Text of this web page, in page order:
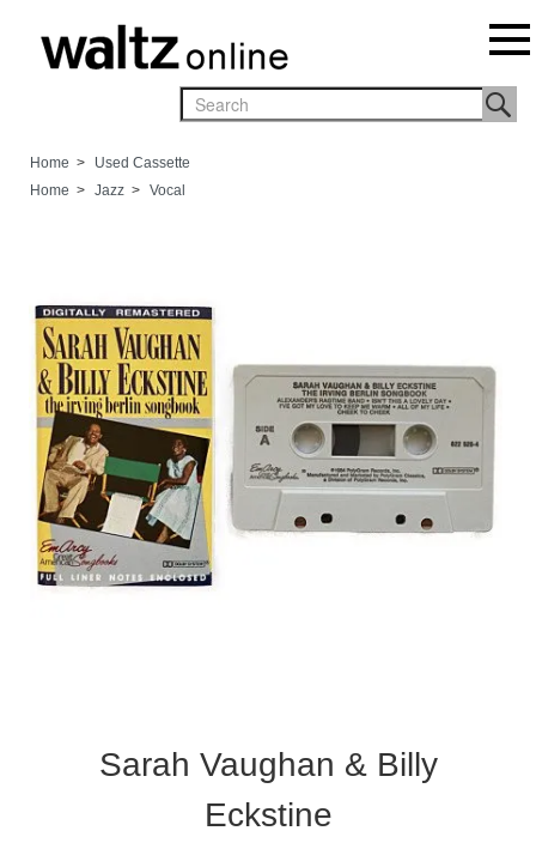
Home >
Used Cassette
Home > Jazz > Vocal
Sarah Vaughan & Billy
Eckstine